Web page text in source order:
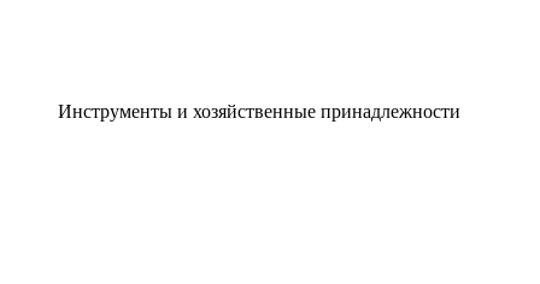
Инструменты и хозяйственные принадлежности